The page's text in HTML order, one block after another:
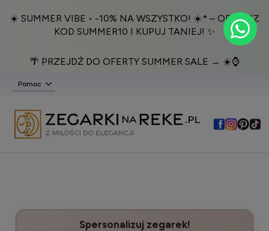
☀️ SUMMER VIBE • -10% NA WSZYSTKO! ☀️* – ODBIERZ
KOD SUMMER10 I KUPUJ TANIEJ! ✨
🌴 PRZEJDŹ DO OFERTY SUMMER SALE → ☀️⌚️
Pomoc
Spersonalizuj zegarek!